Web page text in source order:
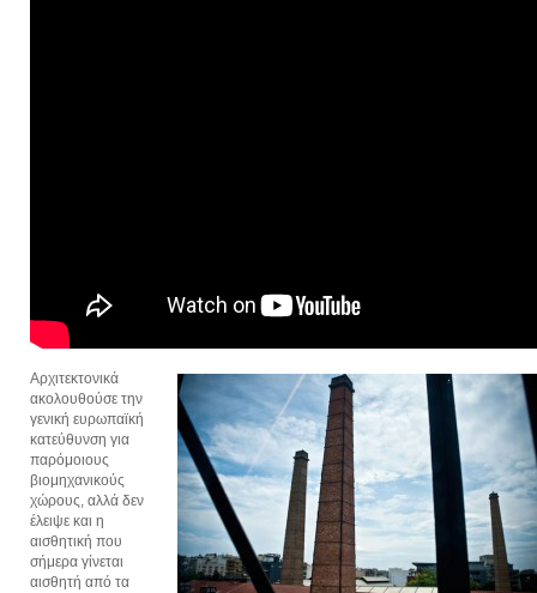
Αρχιτεκτονικά
ακολουθούσε την
γενική ευρωπαϊκή
κατεύθυνση για
παρόμοιους
βιομηχανικούς
χώρους, αλλά δεν
έλειψε και η
αισθητική που
σήμερα γίνεται
αισθητή από τα